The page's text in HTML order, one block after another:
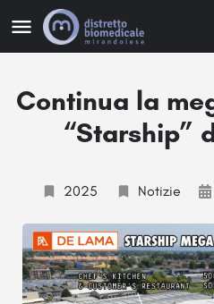
Continua la
“Starship”
2025 Notizie